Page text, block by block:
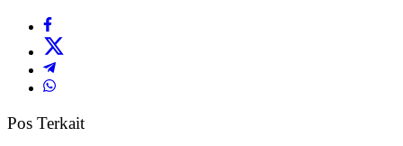
Pos Terkait